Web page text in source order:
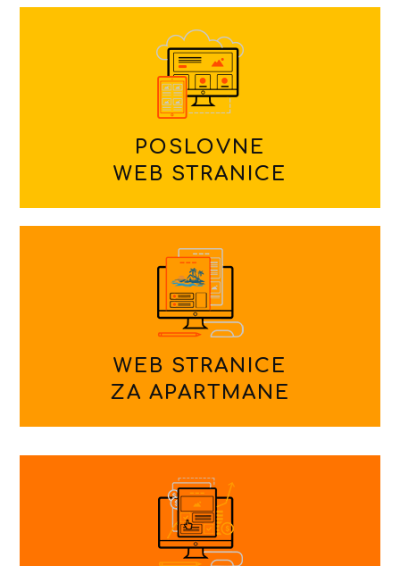
POSLOVNE
WEB STRANICE
WEB STRANICE
ZA APARTMANE